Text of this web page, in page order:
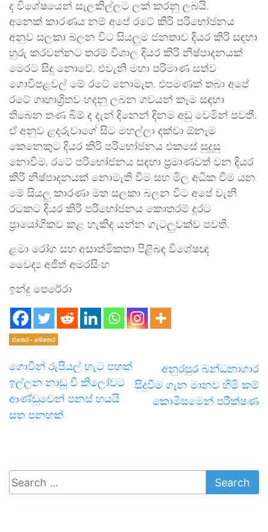
ද විශේෂයෙන් සැලකිල්ලට ලක් කරනු ලබයි.
අනෙක් කාරණය නම් අපේ රටේ කිරි පරිභෝජනය
අනුව සලකා බලන විට සියලුම ජනතාව දියර කිරි සඳහා
හුරු කරවන්නට තරම් විශාල දියර කිරි නිෂ්පාදනයක්
මෙරට සිදු නොවේ. එවැනි මහා පරිමාණ සත්ව
ගොවිපළවල් මේ රටේ නොමැත. එපමණක් තබා අපේ
රටේ ගෘහාශ්‍රිතව හදනු ලබන ගවයන් කෑම සඳහා
තිබෙන තණ බිම් ද දැන් දිනෙන් දිනම අඩු වෙමින් පවතී.
ඒ අනුව ළදරුවාගේ සිට මහල්ලා දක්වා ඕනෑම
කෙනෙකුට දියර කිරි පරිභෝජනය එකසේ සුදුසු
නොවීම, රටේ පරිභෝජනය සඳහා ප්‍රමාණවත් වන දියර
කිරි නිෂ්පාදනයක් නොමැති වීම සහ මිල අධික වීම යන
මේ සියලු කාරණා මත සලකා බලන විට අපේ වැනි
රටකට දියර කිරි පරිභෝජනය කොතරම් දුරට
ප්‍රායෝගිකව කළ හැකිද යන්න ගැටලුවක්ව පවතී.
ළමා රෝග සහ අසාත්මිකතා පිළිබඳ විශේෂඥ
වෛද්‍ය අජිත් අමරසිංහ
ඉන්දු පෙරේරා
එතෙර - මෙතෙර
ගොවීන් රුපියල් හැට පහක්
ඉල්ලන නාඩු වී කිලෝවට
ආණ්ඩුවෙන් පනස් හයයි
සත පනහක්
අනුරපුර බන්ධනාගාර
සිදුවීම ගැන මානව හිමි කම්
කොමිසමෙන් පරීක්ෂණ